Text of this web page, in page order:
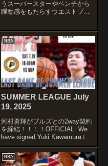
うスーパースターやベンチから
躍動感をもたらすウエストブル
はクレイ・トンプソンを放出し
ながらも、バディ・ヒールドを
加えることで強さを維持するウ
ォリアーズ。 ...
NBA
SUMMER LEAGUE July
19, 2025
河村勇輝がブルズとの2way契約
を締結！！！！OFFICIAL: We
have signed Yuki Kawamura to a
Two-Way contract.Let's keep it
going, @KawamuraYuki! ...
NBA